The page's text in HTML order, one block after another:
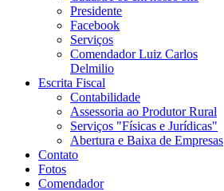
Presidente
Facebook
Serviços
Comendador Luiz Carlos
Delmilio
Escrita Fiscal
Contabilidade
Assessoria ao Produtor Rural
Serviços "Físicas e Jurídicas"
Abertura e Baixa de Empresas
Contato
Fotos
Comendador